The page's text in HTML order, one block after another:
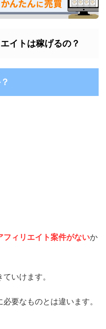
イトは稼げるの？
フィリエイト案件がないか
いけます。
要なものとは違います。